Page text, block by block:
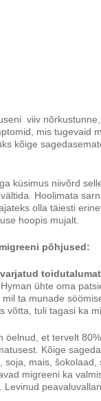
viiv nõrkustunne,
mis tugevaid
kõige
küsimus niivõrd
Hoolimata
olla täiesti
hoopis mujalt.
põhjused:
varjatud
ühte oma
ta munade
võtta, tuli tagasi ka
öelnud, et tervelt
Kõige
mais, šokolaad,
migreeni ka